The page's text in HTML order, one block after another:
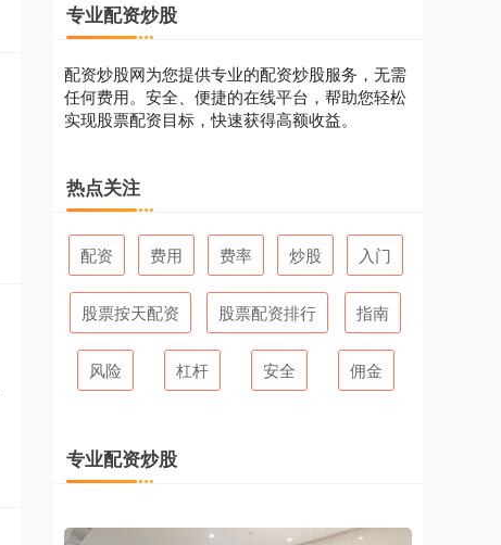
专业配资炒股
配资炒股网为您提供专业的配资炒股服务，无需
任何费用。安全、便捷的在线平台，帮助您轻松
实现股票配资目标，快速获得高额收益。
热点关注
配资 费用 费率 炒股 入门
股票按天配资 股票配资排行 指南
风险 杠杆 安全 佣金
专业配资炒股